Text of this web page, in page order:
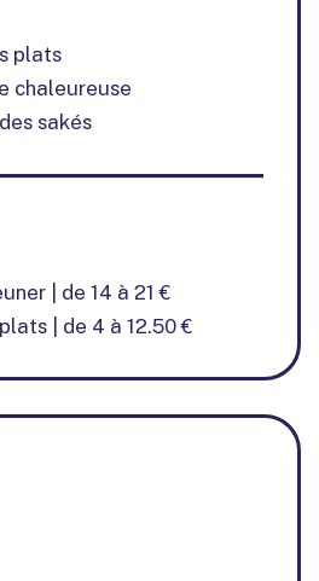
plats
chaleureuse
sakés
| de 14 à 21 €
| de 4 à 12.50 €